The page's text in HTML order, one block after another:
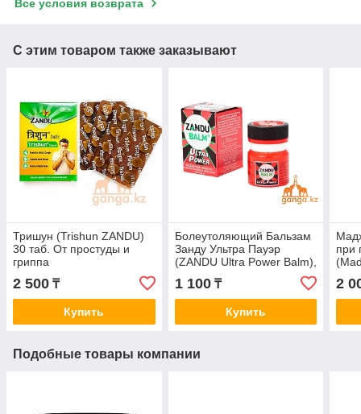
Все условия возврата
С этим товаром также заказывают
Тришун (Trishun ZANDU)
30 таб. От простуды и
гриппа
2 500 ₸
Купить
Болеутоляющий Бальзам
Занду Ультра Пауэр
(ZANDU Ultra Power Balm),
1 100₸
Купить
при
2
Подобные товары компании